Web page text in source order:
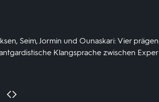
Seim, Jormin und Ounaskari: Vier
Klangsprache zwischen